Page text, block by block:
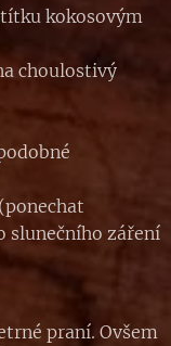
kokosovým
choulostivý
slunečního záření
praní. Ovšem